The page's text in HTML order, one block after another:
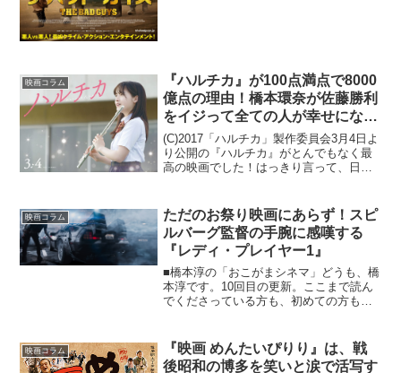
映画コラム
『ハルチカ』が100点満点で8000
億点の理由！橋本環奈が佐藤勝利
をイジって全ての人が幸せになる
大傑作！
(C)2017「ハルチカ」製作委員会3月4日よ
り公開の『ハルチカ』がとんでもなく最
高の映画でした！はっきり言って、日本
品ですよ！本作は老若男女分け隔てなく
オススメしたい...
映画コラム
ただのお祭り映画にあらず！スピ
ルバーグ監督の手腕に感嘆する
『レディ・プレイヤー1』
■橋本淳の「おこがまシネマ」どうも、橋
本淳です。10回目の更新。ここまで読ん
でくださっている方も、初めての方もあ
で、是枝監督作品『万引き家族』がパル
ムドールを受賞し大盛り...
映画コラム
『映画 めんたいぴりり』は、戦
後昭和の博多を笑いと涙で活写す